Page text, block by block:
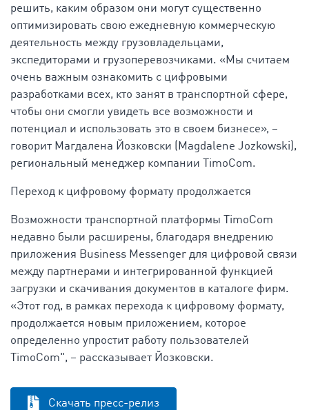
решить, каким образом они могут существенно
оптимизировать свою ежедневную коммерческую
деятельность между грузовладельцами,
экспедиторами и грузоперевозчиками. «Мы считаем
очень важным ознакомить с цифровыми
разработками всех, кто занят в транспортной сфере,
чтобы они смогли увидеть все возможности и
потенциал и использовать это в своем бизнесе», –
говорит Магдалена Йозковски (Magdalene Jozkowski),
региональный менеджер компании TimoCom.
Переход к цифровому формату продолжается
Возможности транспортной платформы TimoCom
недавно были расширены, благодаря внедрению
приложения Business Messenger для цифровой связи
между партнерами и интегрированной функцией
загрузки и скачивания документов в каталоге фирм.
«Этот год, в рамках перехода к цифровому формату,
продолжается новым приложением, которое
определенно упростит работу пользователей
TimoCom", – рассказывает Йозковски.
Скачать пресс-релиз